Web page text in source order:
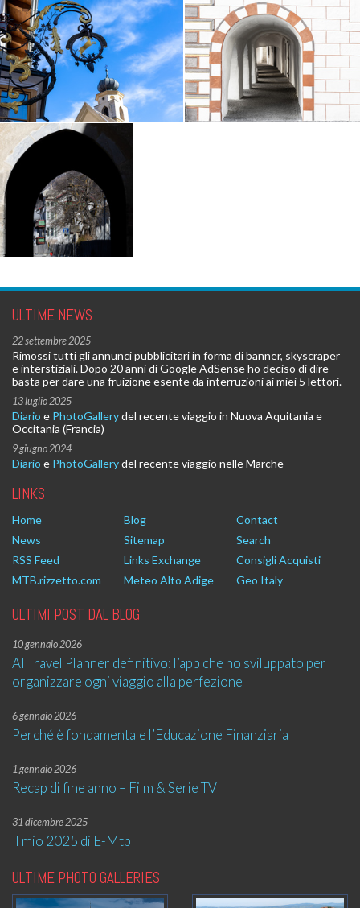
ULTIME NEWS
22 settembre 2025
Rimossi tutti gli annunci pubblicitari in forma di banner, skyscraper
e interstiziali. Dopo 20 anni di Google AdSense ho deciso di dire
basta per dare una fruizione esente da interruzioni ai miei 5 lettori.
13 luglio 2025
Diario e PhotoGallerydel recente viaggio in Nuova Aquitania e
Occitania (Francia)
9 giugno 2024
Diario e PhotoGallerydel recente viaggio nelle Marche
LINKS
Home Blog
Contact
News
Sitemap
Search
RSS Feed
Links Exchange
Consigli Acquisti
MTB.rizzetto.com
Meteo Alto Adige Geo Italy
ULTIMI POST DAL BLOG
10 gennaio 2026
AI Travel Planner definitivo: l’app che ho sviluppato per
organizzare ogni viaggio alla perfezione
6 gennaio 2026
Perché è fondamentale l’Educazione Finanziaria
1 gennaio 2026
Recap di fine anno – Film & Serie TV
31 dicembre 2025
Il mio 2025 di E-Mtb
ULTIME PHOTO GALLERIES